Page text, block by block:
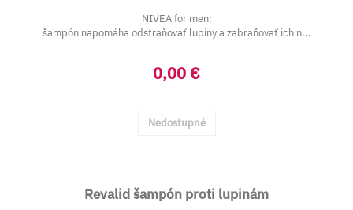
NIVEA for men:
šampón napomáha odstraňovať lupiny a zabraňovať ich n...
0,00 €
Nedostupné
Revalid šampón proti lupinám